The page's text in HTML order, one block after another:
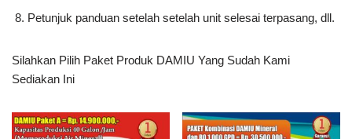
Petunjuk panduan setelah setelah unit selesai terpasang, dll.
Silahkan Pilih Paket Produk DAMIU Yang Sudah Kami
Sediakan Ini